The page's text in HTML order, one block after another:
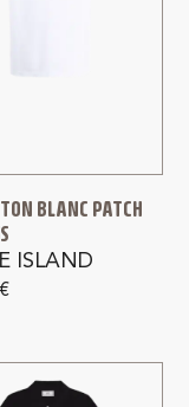
BLANC PATCH
ISLAND
€